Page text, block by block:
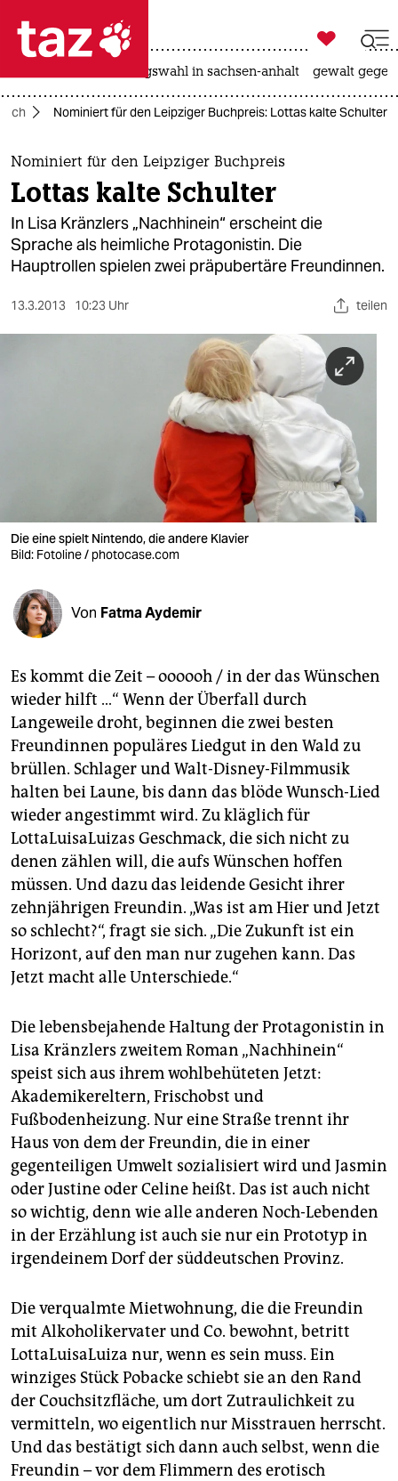
 taz zahl ich
taz zahl ich
themen
politik
öko
gesellschaft
verlag
verlag
veranstaltungen
shop
unterstützen
abo
genossenschaft
epaper login

taz zahl ich
landtagswahl in sachsen-anhalt gewalt
Nominiert für den Leipziger Buchpreis: Lottas kalte Schulter
Nominiert für den Leipziger Buchpreis
Lottas kalte Schulter
In Lisa Kränzlers „Nachhinein“ erscheint die
Sprache als heimliche Protagonistin. Die
Hauptrollen spielen zwei präpubertäre Freundinnen.
13.3.2013 10:23 Uhr teilen
Die eine spielt Nintendo, die andere Klavier
Bild: Fotoline / photocase.com
Von Fatma Aydemir
Es kommt die Zeit – oooooh / in der das Wünschen
wieder hilft …“ Wenn der Überfall durch
Langeweile droht, beginnen die zwei besten
Freundinnen populäres Liedgut in den Wald zu
brüllen. Schlager und Walt-Disney-Filmmusik
halten bei Laune, bis dann das blöde Wunsch-Lied
wieder angestimmt wird. Zu kläglich für
LottaLuisaLuizas Geschmack, die sich nicht zu
denen zählen will, die aufs Wünschen hoffen
müssen. Und dazu das leidende Gesicht ihrer
zehnjährigen Freundin. „Was ist am Hier und Jetzt
so schlecht?“, fragt sie sich. „Die Zukunft ist ein
Horizont, auf den man nur zugehen kann. Das
Jetzt macht alle Unterschiede.“
Die lebensbejahende Haltung der Protagonistin in
Lisa Kränzlers zweitem Roman „Nachhinein“
speist sich aus ihrem wohlbehüteten Jetzt:
Akademikereltern, Frischobst und
Fußbodenheizung. Nur eine Straße trennt ihr
Haus von dem der Freundin, die in einer
gegenteiligen Umwelt sozialisiert wird und Jasmin
oder Justine oder Celine heißt. Das ist auch nicht
so wichtig, denn wie alle anderen Noch-Lebenden
in der Erzählung ist auch sie nur ein Prototyp in
irgendeinem Dorf der süddeutschen Provinz.
Die verqualmte Mietwohnung, die die Freundin
mit Alkoholikervater und Co. bewohnt, betritt
LottaLuisaLuiza nur, wenn es sein muss. Ein
winziges Stück Pobacke schiebt sie an den Rand
der Couchsitzfläche, um dort Zutraulichkeit zu
vermitteln, wo eigentlich nur Misstrauen herrscht.
Und das bestätigt sich dann auch selbst, wenn die
Freundin – vor dem Flimmern des erotisch